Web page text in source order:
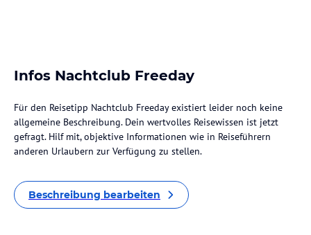
Infos Nachtclub Freeday
Für den Reisetipp Nachtclub Freeday existiert leider noch keine
allgemeine Beschreibung. Dein wertvolles Reisewissen ist jetzt
gefragt. Hilf mit, objektive Informationen wie in Reiseführern
anderen Urlaubern zur Verfügung zu stellen.
Beschreibung bearbeiten